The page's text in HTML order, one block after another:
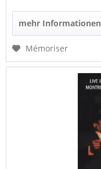
mehr Informationen
Mémoriser